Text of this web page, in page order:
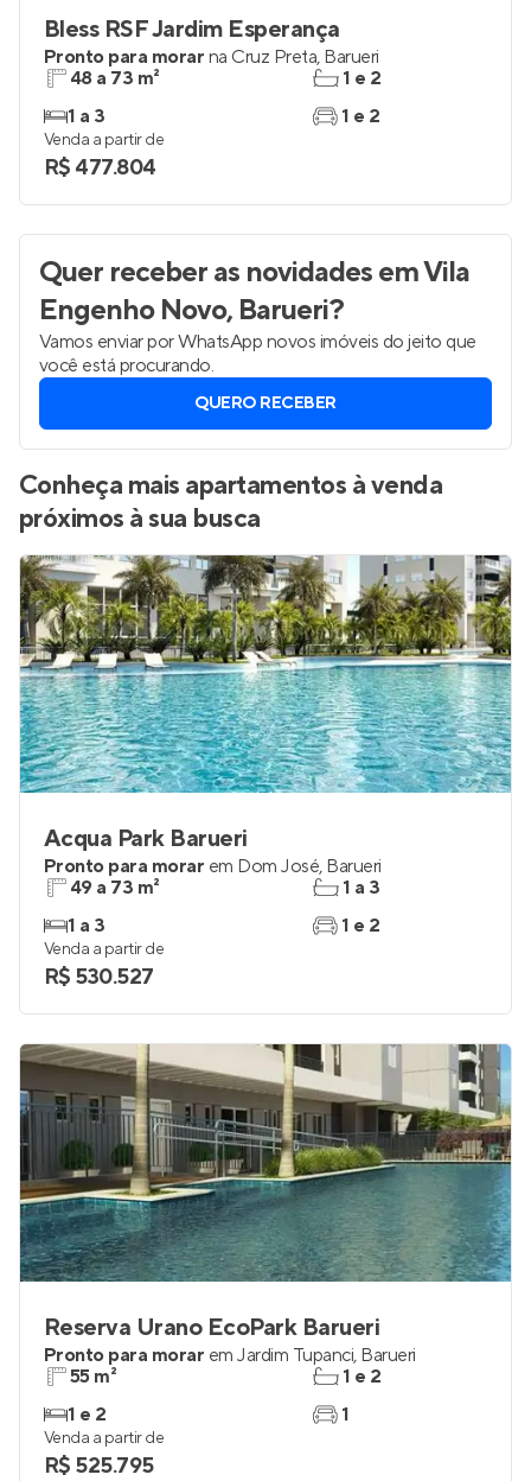
Bless RSF Jardim Esperança
Pronto para morar na Cruz Preta, Barueri
48 a 73 m²
1 a 3
1 e 2
1 e 2
Venda a partir de
R$ 477.804
Quer receber as novidadesem Vila
Engenho Novo, Barueri?
Vamos enviar por WhatsApp novos imóveis do jeito que
você está procurando.
QUERO RECEBER
Conheça mais apartamentos à venda
próximos à sua busca
Acqua Park Barueri
Pronto para morar em Dom José, Barueri
49 a 73 m²
1 a 3
1 a 3
1 e 2
Venda a partir de
R$ 530.527
Reserva Urano EcoPark Barueri
Pronto para morar em Jardim Tupanci, Barueri
55 m²
1 e 2
1 e 2
1
Venda a partir de
R$ 525.795